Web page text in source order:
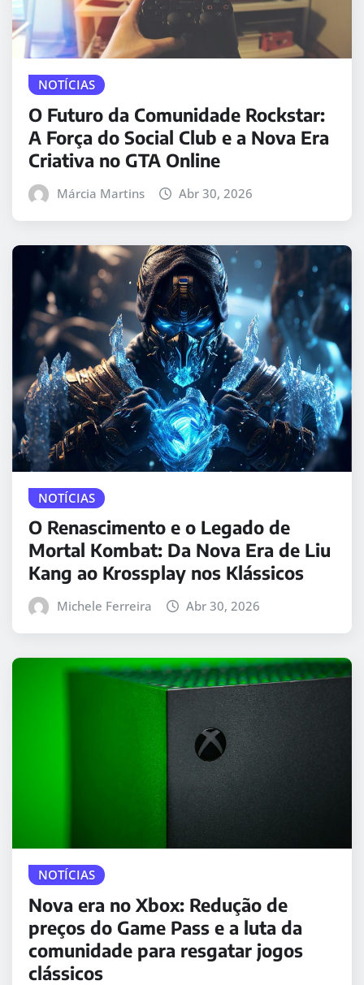
NOTÍCIAS
O Futuro da Comunidade Rockstar:
A Força do Social Club e a Nova Era
Criativa no GTA Online
Márcia Martins Abr 30, 2026
NOTÍCIAS
O Renascimento e o Legado de
Mortal Kombat: Da Nova Era de Liu
Kang ao Krossplay nos Klássicos
Michele Ferreira Abr 30, 2026
NOTÍCIAS
Nova era no Xbox: Redução de
preços do Game Pass e a luta da
comunidade para resgatar jogos
clássicos